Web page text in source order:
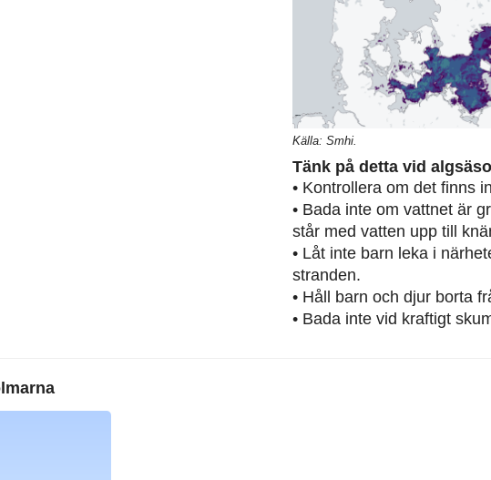
Källa: Smhi.
Tänk på detta vid
• Kontrollera om det finns
• Bada inte om vattnet är
står med vatten upp till
• Låt inte barn leka i
stranden.
• Håll barn och djur borta
• Bada inte vid kraftigt